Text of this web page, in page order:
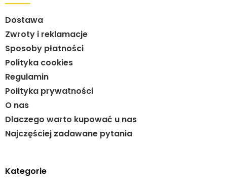
Dostawa
Zwroty i reklamacje
Sposoby płatności
Polityka cookies
Regulamin
Polityka prywatności
O nas
Dlaczego warto kupować u nas
Najczęściej zadawane pytania
Kategorie